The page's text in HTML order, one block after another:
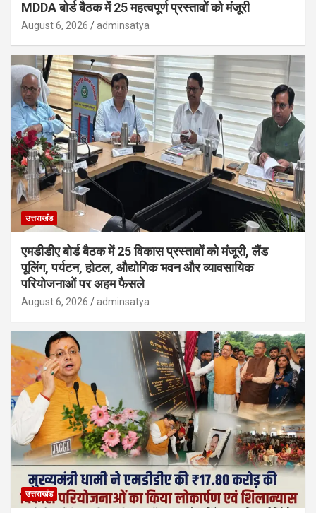
MDDA बोर्ड बैठक में 25 महत्वपूर्ण प्रस्तावों को मंजूरी
August 6, 2026 adminsatya
उत्तराखंड
एमडीडीए बोर्ड बैठक में 25 विकास प्रस्तावों को मंजूरी, लैंड
पूलिंग, पर्यटन, होटल, औद्योगिक भवन और व्यावसायिक
परियोजनाओं पर अहम फैसले
August 6, 2026 adminsatya
उत्तराखंड